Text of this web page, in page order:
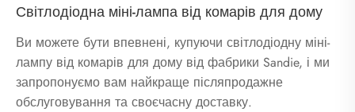
Світлодіодна міні-лампа від комарів для дому
Ви можете бути впевнені, купуючи світлодіодну міні-
лампу від комарів для дому від фабрики Sandie, і ми
запропонуємо вам найкраще післяпродажне
обслуговування та своєчасну доставку.